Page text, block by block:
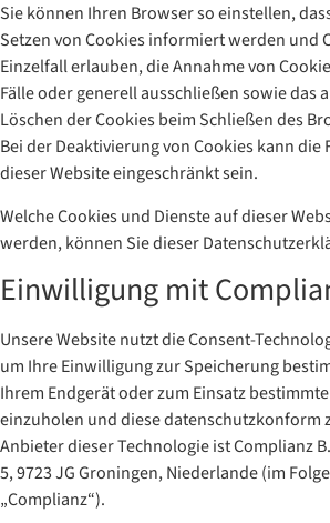
Sie können Ihren Browser so einstellen,
Setzen von Cookies informiert werden und
Einzelfall erlauben, die Annahme von
Fälle oder generell ausschließen sowie das
Löschen der Cookies beim Schließen des
Bei der Deaktivierung von Cookies kann
dieser Website eingeschränkt sein.
Welche Cookies und Dienste auf dieser
werden, können Sie dieser
Einwilligung mit
Unsere Website nutzt die Consent-
um Ihre Einwilligung zur Speicherung
Ihrem Endgerät oder zum Einsatz
einzuholen und diese datenschutzkonform
Anbieter dieser Technologie ist Complianz
5, 9723 JG Groningen, Niederlande (im
„Complianz“).